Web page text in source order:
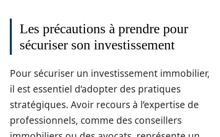
Les précautions à prendre pour
sécuriser son investissement
Pour sécuriser un investissement immobilier,
il est essentiel d’adopter des pratiques
stratégiques. Avoir recours à l’expertise de
professionnels, comme des conseillers